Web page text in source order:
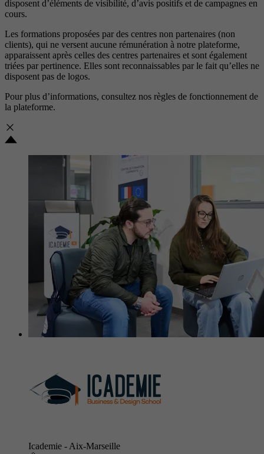
disposent d’éléments de visibilité, d’avis positifs et de campagnes en
cours.
Les formations proposées par des centres non partenaires (non
clients), qui ne versent aucune rémunération à notre plateforme,
apparaissent après celles des centres partenaires et sont également
triées par pertinence. Elles sont reconnaissables par le fait qu’elles ne
disposent pas de logos.
Pour plus d’informations, consultez nos règles de fonctionnement de
la plateforme.
Icademie - Aix-Marseille